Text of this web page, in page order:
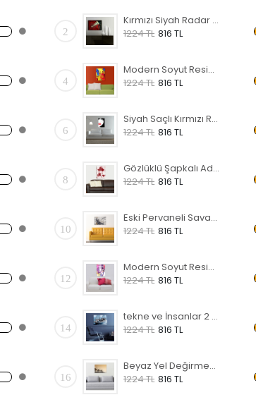
2
Kırmızı Siyah Radar Ekranı Forex Tablo
1224 TL 816 TL
4
Modern Soyut Resim 47 Forex Tablo
1224 TL 816 TL
6
Siyah Saçlı Kırmızı Rujlu Kadın Forex Tablo
1224 TL 816 TL
8
Gözlüklü Şapkalı Adam Forex Tablo
1224 TL 816 TL
10
Eski Pervaneli Savaş Uçağı Forex Tablo
1224 TL 816 TL
12
Modern Soyut Resim 45 Forex Tablo
1224 TL 816 TL
14
tekne ve İnsanlar 2 Forex Tablo
1224 TL 816 TL
16
Beyaz Yel Değirmenleri Forex Tablo
1224 TL 816 TL